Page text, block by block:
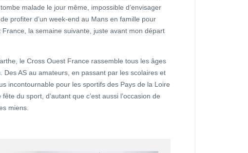
malade le jour même, impossible d’envisager
profiter d’un week-end au Mans en famille pour
France, la semaine suivante, juste avant mon départ
le Cross Ouest France rassemble tous les âges
Des AS au amateurs, en passant par les scolaires et
incontournable pour les sportifs des Pays de la Loire
du sport, d’autant que c’est aussi l’occasion de
miens.